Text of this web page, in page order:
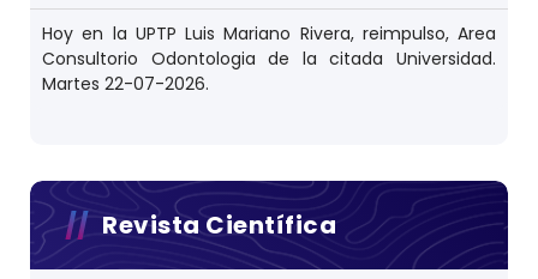
Hoy en la UPTP Luis Mariano Rivera, reimpulso, Area
Consultorio Odontologia de la citada Universidad.
Martes 22-07-2026.
Revista Científica